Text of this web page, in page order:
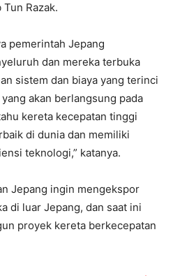
Razak.
pemerintah Jepang
dan mereka terbuka
sistem dan biaya yang terinci
akan berlangsung pada
kereta kecepatan tinggi
di dunia dan memiliki
teknologi,” katanya.
Jepang ingin mengekspor
di luar Jepang, dan saat ini
proyek kereta berkecepatan